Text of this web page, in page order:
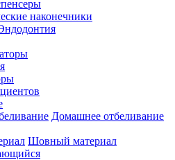
наконечники
Домашнее отбеливание
Шовный материал